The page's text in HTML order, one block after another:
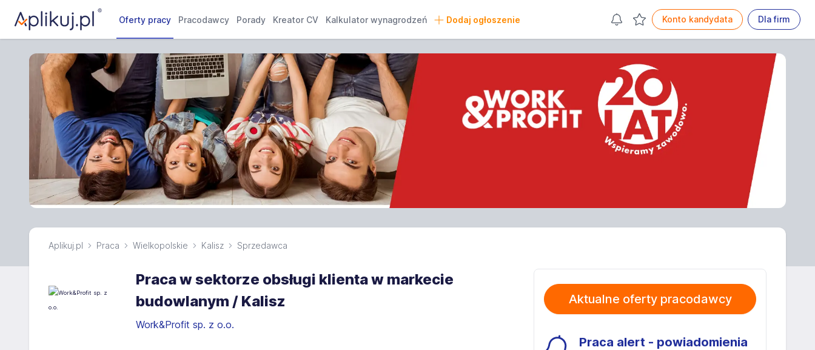
Oferty pracy Pracodawcy Porady Kreator CV Kalkulator wynagrodzeń Dodaj ogłoszenie Konto kandydata Dla firm
Aplikuj.pl Praca Wielkopolskie Kalisz Sprzedawca
Praca w sektorze obsługi klienta w markecie
budowlanym / Kalisz
Work&Profit sp. z o.o.
Aktualne oferty pracodawcy
Praca alert - powiadomienia